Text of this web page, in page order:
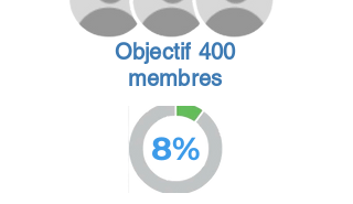
Objectif 400
membres
8%